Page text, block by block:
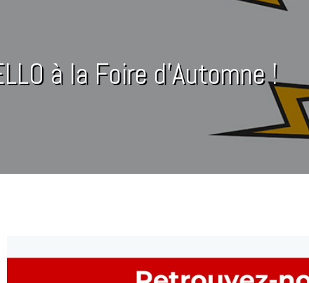
à la Foire d’Automne !